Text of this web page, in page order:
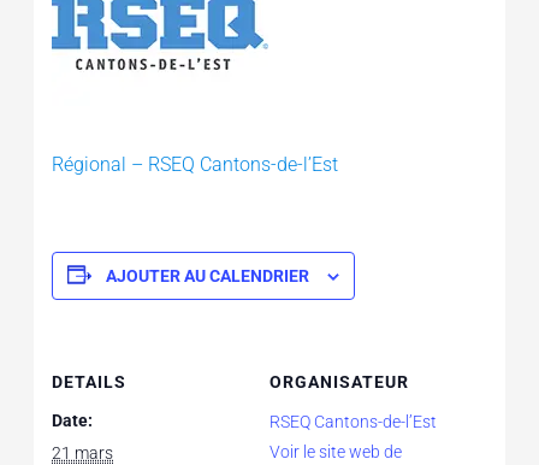
Régional – RSEQ Cantons-de-l’Est
AJOUTER AU CALENDRIER
DETAILS
Date:
21 mars
ORGANISATEUR
RSEQ Cantons-de-l’Est
Voir le site web de